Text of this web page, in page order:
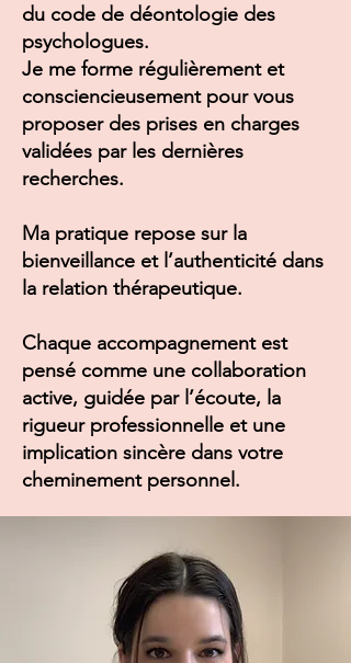
du code de déontologie des
psychologues.
Je me forme régulièrement et
consciencieusement pour vous
proposer des prises en charges
validées par les dernières
recherches.
Ma pratique repose sur la
bienveillance et l’authenticité dans
la relation thérapeutique.
Chaque accompagnement est
pensé comme une collaboration
active, guidée par l’écoute, la
rigueur professionnelle et une
implication sincère dans votre
cheminement personnel.